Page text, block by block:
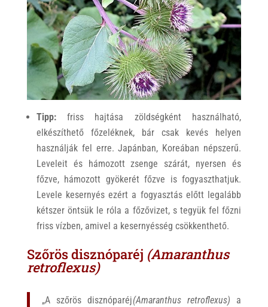
Tipp:friss hajtása zöldségként használható,
elkészíthető főzeléknek, bár csak kevés helyen
használják fel erre. Japánban, Koreában népszerű.
Leveleit és hámozott zsenge szárát, nyersen és
főzve, hámozott gyökerét főzve is fogyaszthatjuk.
Levele kesernyés ezért a fogyasztás előtt legalább
kétszer öntsük le róla a főzővizet, s tegyük fel főzni
friss vízben, amivel a kesernyésség csökkenthető.
Szőrös disznóparéj (Amaranthus
retroflexus)
„A szőrös disznóparéj(Amaranthus retroflexus) a